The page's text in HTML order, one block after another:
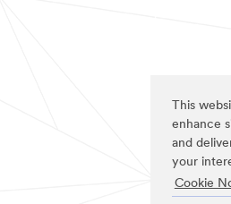
This
enhance
and
your
Cookie